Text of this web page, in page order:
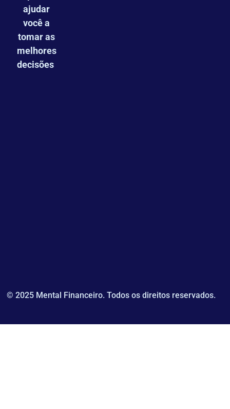
ajudar
você a
tomar as
melhores
decisões
© 2025 Mental Financeiro. Todos os direitos reservados.